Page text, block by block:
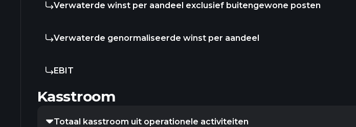
Verwaterde winst per aandeel exclusief buitengewone posten
Verwaterde genormaliseerde winst per aandeel
EBIT
Kasstroom
Totaal kasstroom uit operationele activiteiten